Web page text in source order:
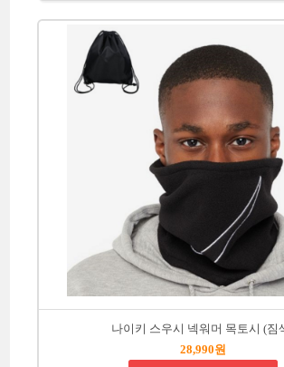
나이키 스우시 넥워머 목토시 (짐
28,990원